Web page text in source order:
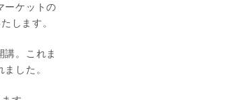
ーケットの
します。
。これま
ました。